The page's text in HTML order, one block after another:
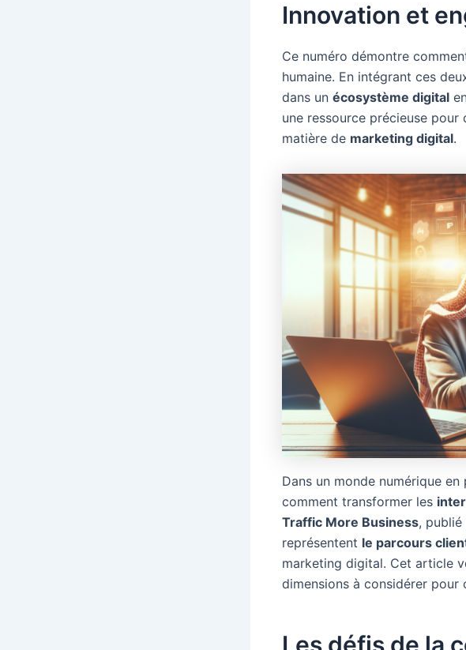
Innovation et
Ce numéro démontre
humaine. En intégrant ces
dans un écosystème digital
une ressource précieuse
matière de marketing digital.
Dans un monde numérique
comment transformer les
Traffic More Business, publié
représentent le parcours
marketing digital. Cet article
dimensions à considérer